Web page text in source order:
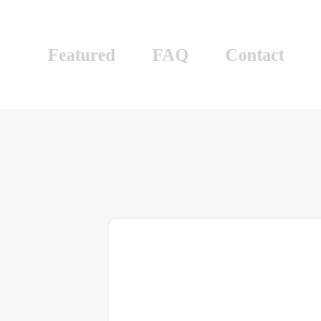
Featured FAQ Contact